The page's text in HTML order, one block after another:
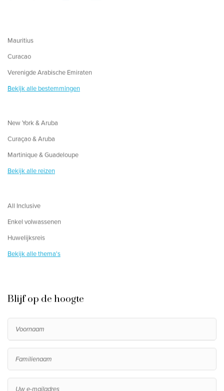
Mauritius
Curacao
Verenigde Arabische Emiraten
Bekijk alle bestemmingen
New York & Aruba
Curaçao & Aruba
Martinique & Guadeloupe
Bekijk alle reizen
All Inclusive
Enkel volwassenen
Huwelijksreis
Bekijk alle thema's
Blijf op de hoogte